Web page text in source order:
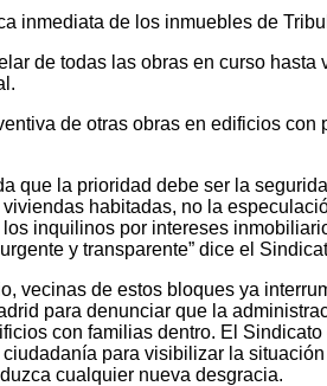
inmediata de los inmuebles de
de todas las obras en curso hasta
de otras obras en edificios
que la prioridad debe ser la
habitadas, no la
inquilinos por intereses
y transparente” dice el
vecinas de estos bloques ya
para denunciar que la
con familias dentro. El
para visibilizar la
cualquier nueva desgracia.